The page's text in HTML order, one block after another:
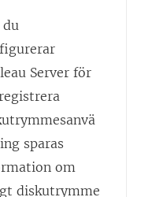
du
Server för
sparas
om
diskutrymme